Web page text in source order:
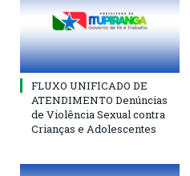
FLUXO UNIFICADO DE
ATENDIMENTO Denúncias
de Violência Sexual contra
Crianças e Adolescentes